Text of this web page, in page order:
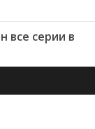
все серии в